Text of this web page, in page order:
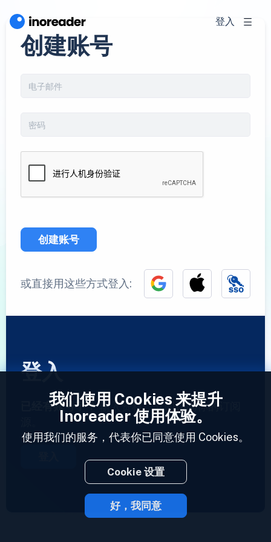
登入
创建账号
创建账号
或直接用这些方式登入:
登入
已经有账号了？输入资料，立即访问你的订阅
2023 © Inoreader
我们使用 Cookies 来提升
Inoreader 使用体验。
使用我们的服务，代表你已同意使用 Cookies。
Cookie 设置
好，我同意